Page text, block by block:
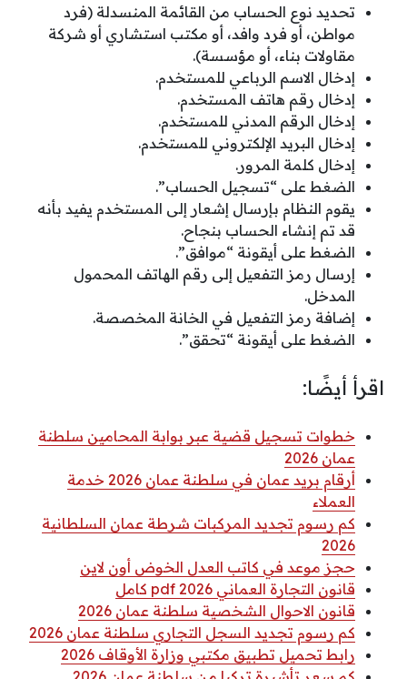
تحديد نوع الحساب من القائمة المنسدلة (فرد
مواطن، أو فرد وافد، أو مكتب استشاري أو شركة
مقاولات بناء، أو مؤسسة).
إدخال الاسم الرباعي للمستخدم.
إدخال رقم هاتف المستخدم.
إدخال الرقم المدني للمستخدم.
إدخال البريد الإلكتروني للمستخدم.
إدخال كلمة المرور.
الضغط على “تسجيل الحساب”.
يقوم النظام بإرسال إشعار إلى المستخدم يفيد بأنه
قد تم إنشاء الحساب بنجاح.
الضغط على أيقونة “موافق”.
إرسال رمز التفعيل إلى رقم الهاتف المحمول
المدخل.
إضافة رمز التفعيل في الخانة المخصصة.
الضغط على أيقونة “تحقق”.
اقرأ أيضًا:
خطوات تسجيل قضية عبر بوابة المحامين سلطنة
عمان 2026
أرقام بريد عمان في سلطنة عمان 2026 خدمة
العملاء
كم رسوم تجديد المركبات شرطة عمان السلطانية
2026
حجز موعد في كاتب العدل الخوض أون لاين
قانون التجارة العماني 2026 pdf كامل
قانون الاحوال الشخصية سلطنة عمان 2026
كم رسوم تجديد السجل التجاري سلطنة عمان 2026
رابط تحميل تطبيق مكتبي وزارة الأوقاف 2026